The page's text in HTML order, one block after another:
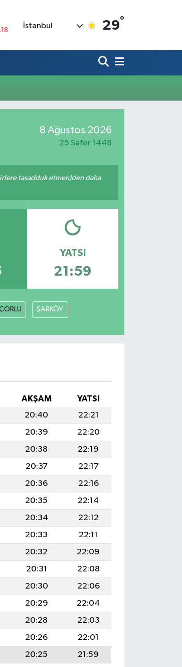
İstanbul 29°
8 Ağustos 2026
25 Safer 1448
tasadduk etmen)den daha
YATSI
21:59
ŞARKÖY
AKŞAM
YATSI
20:40
22:21
20:39
22:20
20:38
22:19
20:37
22:17
20:36
22:16
20:35
22:14
20:34
22:12
20:33
22:11
20:32
22:09
20:31
22:08
20:30
22:06
20:29
22:04
20:28
22:03
20:26
22:01
20:25
21:59